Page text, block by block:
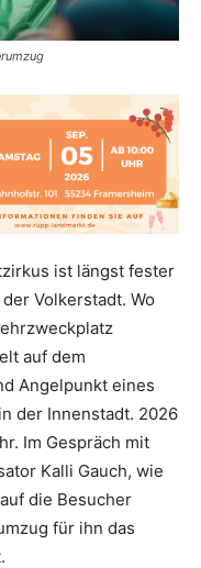
ist längst fester
Volkerstadt. Wo
auf dem
Angelpunkt eines
der Innenstadt. 2026
Im Gespräch mit
Kalli Gauch, wie
die Besucher
für ihn das